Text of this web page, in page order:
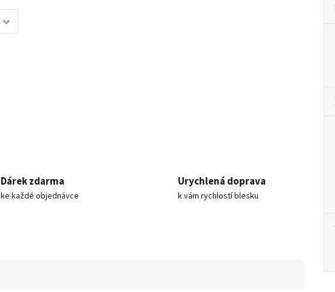
Dárek zdarma
ke každé objednávce
Urychlená doprava
k vám rychlostí blesku